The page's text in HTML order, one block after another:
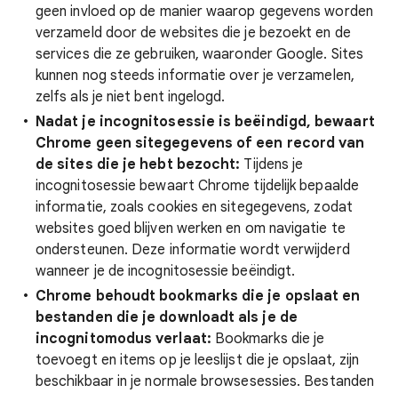
geen invloed op de manier waarop gegevens worden
verzameld door de websites die je bezoekt en de
services die ze gebruiken, waaronder Google. Sites
kunnen nog steeds informatie over je verzamelen,
zelfs als je niet bent ingelogd.
Nadat je incognitosessie is beëindigd, bewaart
Chrome geen sitegegevens of een record van
de sites die je hebt bezocht: Tijdens je
incognitosessie bewaart Chrome tijdelijk bepaalde
informatie, zoals cookies en sitegegevens, zodat
websites goed blijven werken en om navigatie te
ondersteunen. Deze informatie wordt verwijderd
wanneer je de incognitosessie beëindigt.
Chrome behoudt bookmarks die je opslaat en
bestanden die je downloadt als je de
incognitomodus verlaat: Bookmarks die je
toevoegt en items op je leeslijst die je opslaat, zijn
beschikbaar in je normale browsesessies. Bestanden